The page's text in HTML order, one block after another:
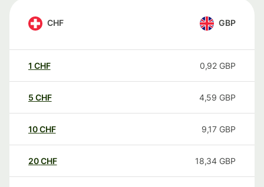
CHF GBP
1 CHF 0,92 GBP
5 CHF 4,59 GBP
10CHF 9,17 GBP
20CHF 18,34 GBP